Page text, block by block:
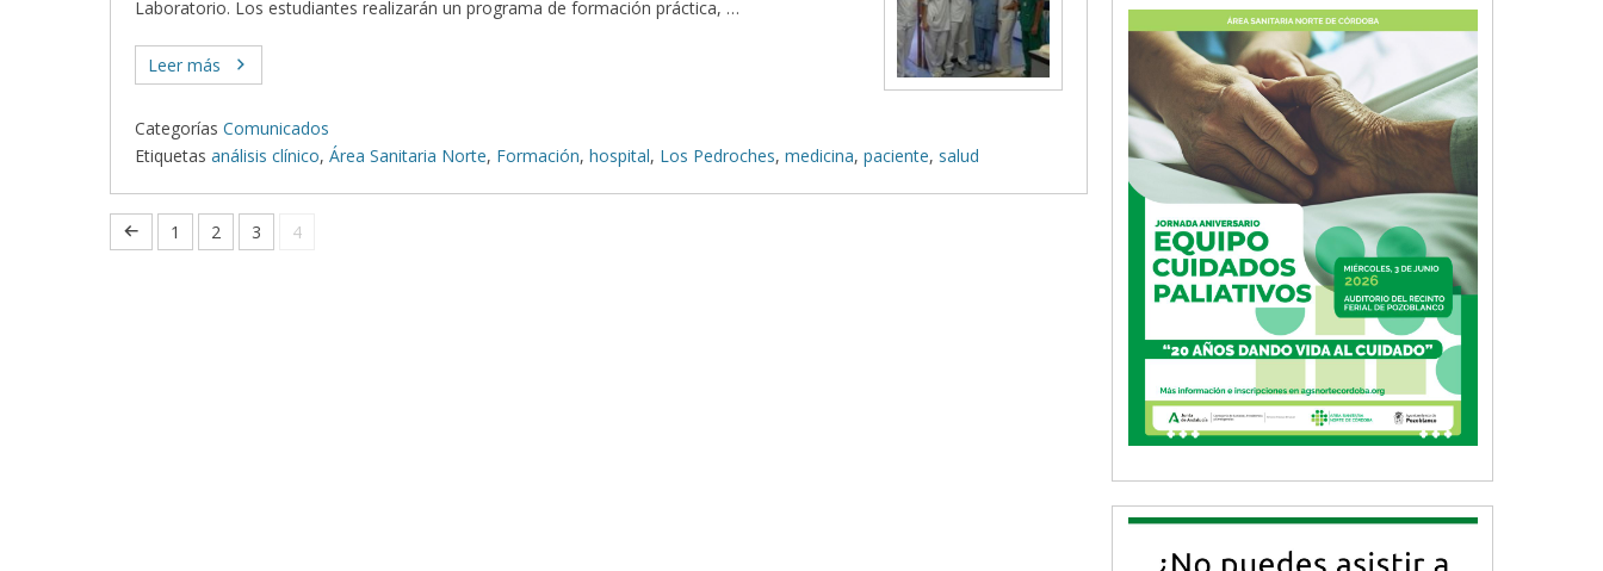
Laboratorio. Los estudiantes realizarán un programa de formación práctica, …
Leer más
Categorías Comunicados
Etiquetas análisis clínico, Área Sanitaria Norte, Formación, hospital, Los Pedroches, medicina, paciente, salud
1 2 3 4